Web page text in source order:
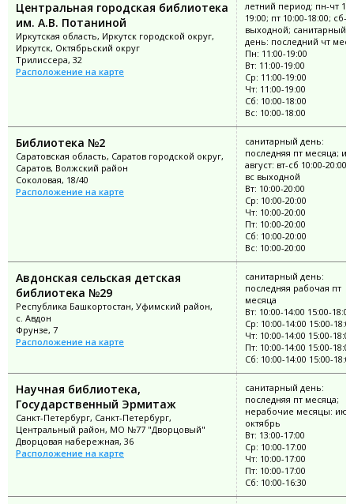
Центральная городская библиотека
им. А.В. Потаниной
Иркутская область, Иркутск городской округ,
Иркутск, Октябрьский округ
Трилиссера, 32
Расположение на карте
летний период: пн-чт
19:00; пт 10:00-18:00; сб-
выходной; санитарный
день: последний чт
Пн: 11:00-19:00
Вт: 11:00-19:00
Ср: 11:00-19:00
Чт: 11:00-19:00
Сб: 10:00-18:00
Вс: 10:00-18:00
Библиотека №2
Саратовская область, Саратов городской округ,
Саратов, Волжский район
Соколовая, 18/40
Расположение на карте
санитарный день:
последняя пт месяца;
август: вт-сб 10:00-20:00;
вс выходной
Вт: 10:00-20:00
Ср: 10:00-20:00
Чт: 10:00-20:00
Пт: 10:00-20:00
Сб: 10:00-20:00
Вс: 10:00-20:00
Авдонская сельская детская
библиотека №29
Республика Башкортостан, Уфимский район,
с. Авдон
Фрунзе, 7
Расположение на карте
санитарный день:
последняя рабочая пт
месяца
Вт: 10:00-14:00 15:00-18:00
Ср: 10:00-14:00 15:00-18:00
Чт: 10:00-14:00 15:00-18:00
Пт: 10:00-14:00 15:00-18:00
Сб: 10:00-14:00 15:00-18:00
Научная библиотека,
Государственный Эрмитаж
Санкт-Петербург, Санкт-Петербург,
Центральный район, МО №77 "Дворцовый"
Дворцовая набережная, 36
Расположение на карте
санитарный день:
последняя пт месяца;
нерабочие месяцы:
октябрь
Вт: 13:00-17:00
Ср: 10:00-17:00
Чт: 10:00-17:00
Пт: 10:00-17:00
Сб: 10:00-16:30